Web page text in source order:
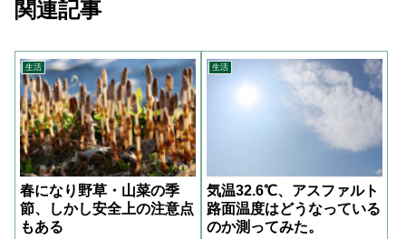
関連記事
生活
春になり野草・山菜の季
節、しかし安全上の注意点
もある
生活
気温32.6℃、アスファルト
路面温度はどうなっている
のか測ってみた。